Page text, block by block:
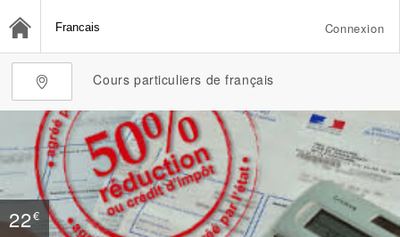
Connexion
Cours particuliers de français
22€